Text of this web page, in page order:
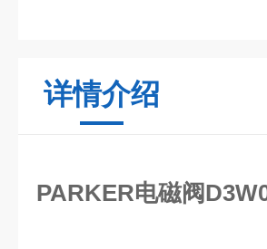
详情介绍
PARKER电磁阀